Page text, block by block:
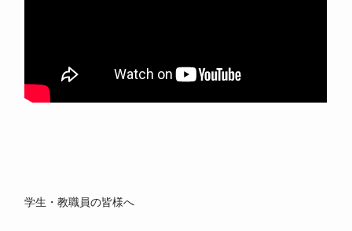
学生・教職員の皆様へ